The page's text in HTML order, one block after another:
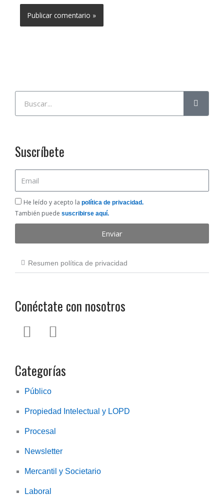
Suscríbete
He
leído
y
la
de
He leído y acepto la política de privacidad.
También puede suscribirse aquí.
Enviar
Resumen política de privacidad
Conéctate con nosotros
L
n
k
e
d
n
T
i
t
e
r
Categorías
Público
Propiedad Intelectual y LOPD
Procesal
Newsletter
Mercantil y Societario
Laboral